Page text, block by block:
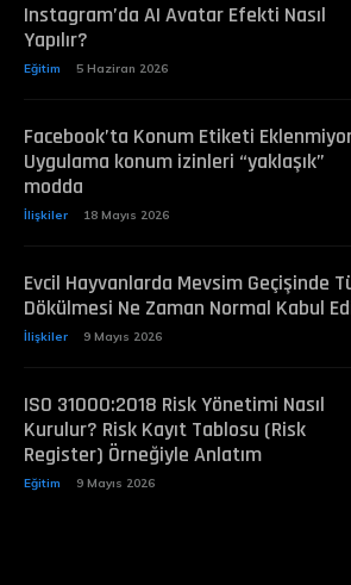
Instagram’da AI Avatar Efekti Nasıl
Yapılır?
Eğitim 5 Haziran 2026
Facebook’ta Konum Etiketi
Uygulama konum izinleri “yaklaşık”
modda
İlişkiler 18 Mayıs 2026
Evcil Hayvanlarda Mevsim Geçişinde
Dökülmesi Ne Zaman Normal Kabul
İlişkiler 9 Mayıs 2026
ISO 31000:2018 Risk Yönetimi Nasıl
Kurulur? Risk Kayıt Tablosu (Risk
Register) Örneğiyle Anlatım
Eğitim 9 Mayıs 2026